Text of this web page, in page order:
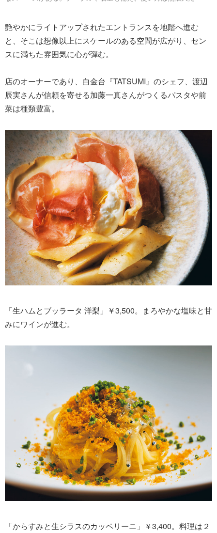
艶やかにライトアップされたエントランスを地階へ進む
と、そこは想像以上にスケールのある空間が広がり、セン
スに満ちた雰囲気に心が弾む。
店のオーナーであり、白金台『TATSUMI』のシェフ、渡辺
辰実さんが信頼を寄せる加藤一真さんがつくるパスタや前
菜は種類豊富。
「生ハムとブッラータ 洋梨」￥3,500。まろやかな塩味と甘
みにワインが進む。
「からすみと生シラスのカッペリーニ」￥3,400。料理は２